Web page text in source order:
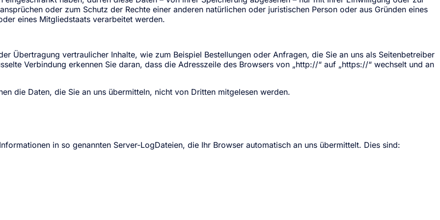
oder zum Schutz der Rechte einer anderen natürlichen oder juristischen Person oder aus Gründen eines
eines Mitgliedstaats verarbeitet werden.
Übertragung vertraulicher Inhalte, wie zum Beispiel Bestellungen oder Anfragen, die Sie an uns als Seitenbetreiber
Verbindung erkennen Sie daran, dass die Adresszeile des Browsers von „http://“ auf „https://“ wechselt und an
die Daten, die Sie an uns übermitteln, nicht von Dritten mitgelesen werden.
in so genannten Server-LogDateien, die Ihr Browser automatisch an uns übermittelt. Dies sind: